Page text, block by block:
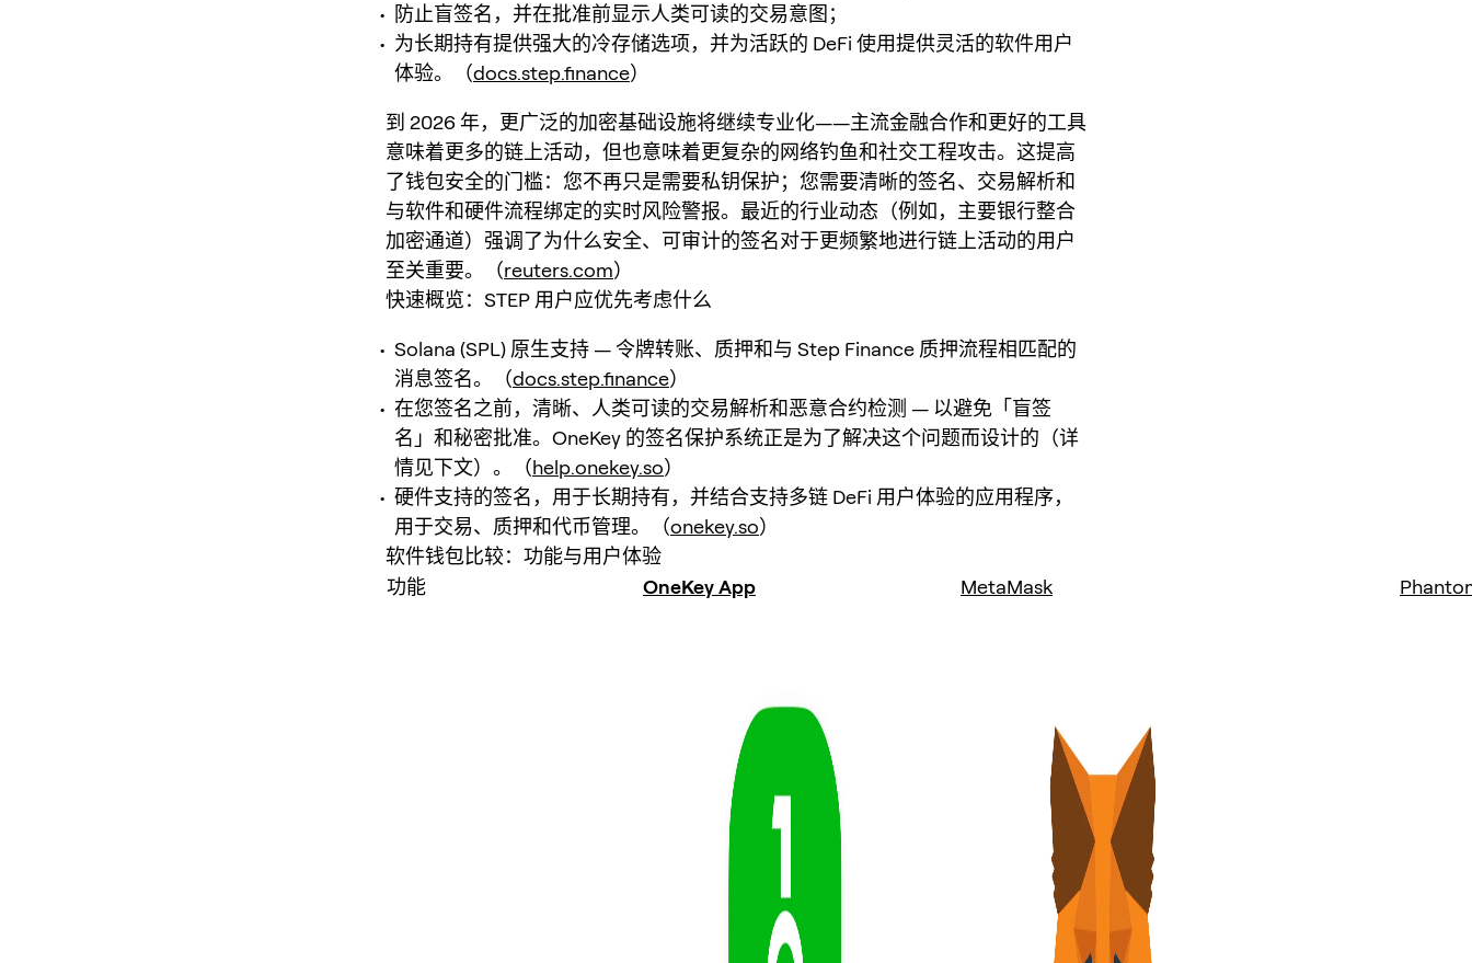
防止盲签名，并在批准前显示人类可读的交易意图；
为长期持有提供强大的冷存储选项，并为活跃的 DeFi 使用提供灵活的软件用户
体验。（docs.step.finance）
到 2026 年，更广泛的加密基础设施将继续专业化——主流金融合作和更好的工具
意味着更多的链上活动，但也意味着更复杂的网络钓鱼和社交工程攻击。这提高
了钱包安全的门槛：您不再只是需要私钥保护；您需要清晰的签名、交易解析和
与软件和硬件流程绑定的实时风险警报。最近的行业动态（例如，主要银行整合
加密通道）强调了为什么安全、可审计的签名对于更频繁地进行链上活动的用户
至关重要。（reuters.com）
快速概览：STEP 用户应优先考虑什么
Solana (SPL) 原生支持 — 令牌转账、质押和与 Step Finance 质押流程相匹配的
消息签名。（docs.step.finance）
在您签名之前，清晰、人类可读的交易解析和恶意合约检测 — 以避免「盲签
名」和秘密批准。OneKey 的签名保护系统正是为了解决这个问题而设计的（详
情见下文）。（help.onekey.so）
硬件支持的签名，用于长期持有，并结合支持多链 DeFi 用户体验的应用程序，
用于交易、质押和代币管理。（onekey.so）
软件钱包比较：功能与用户体验
功能
OneKey App MetaMask